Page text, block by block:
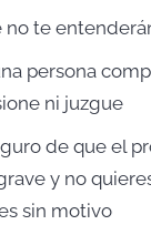
no te
persona
ni juzgue
de que el
y no
sin motivo